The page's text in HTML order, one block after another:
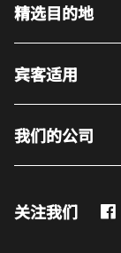
精选目的地
宾客适用
我们的公司
关注我们